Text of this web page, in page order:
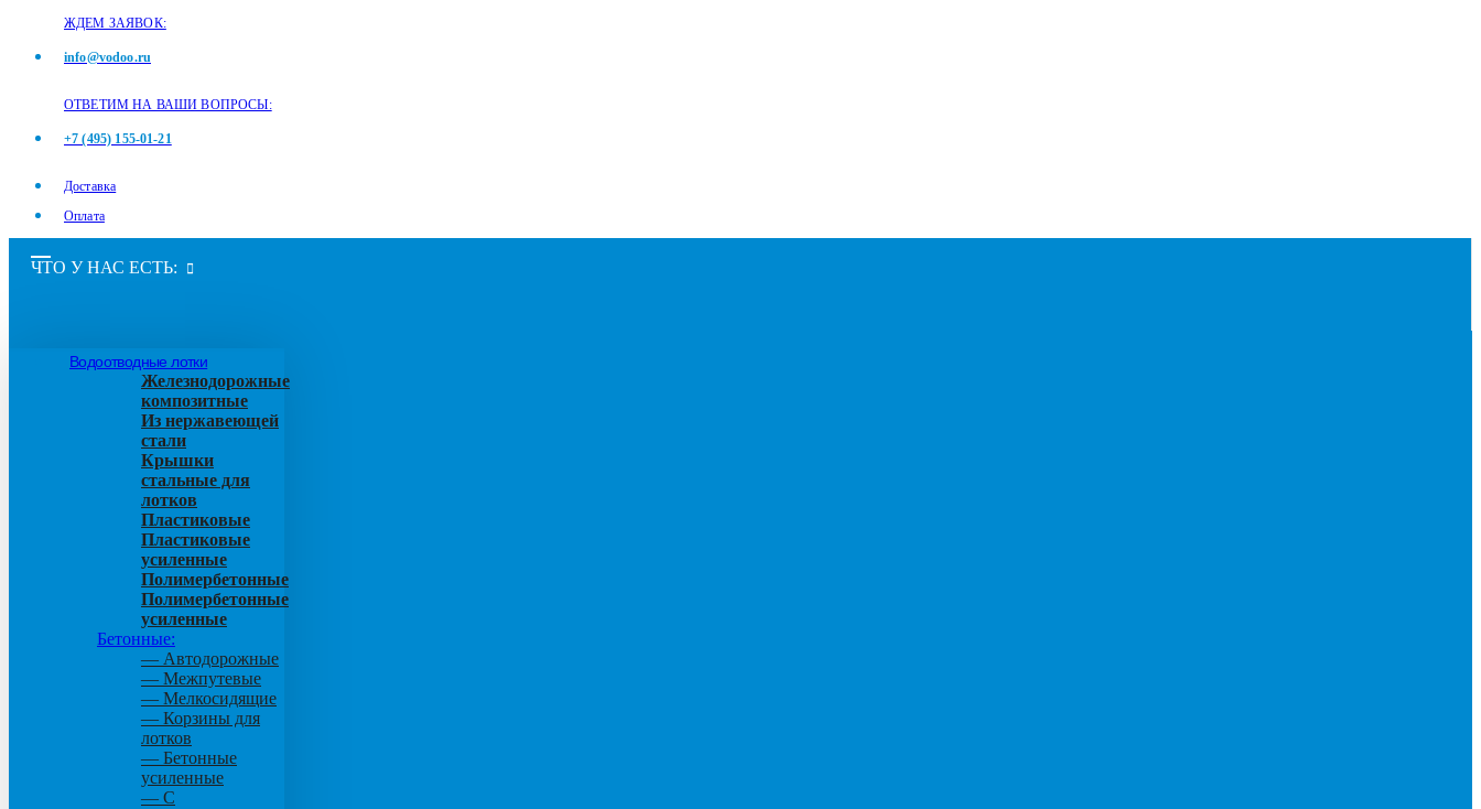
ЖДЕМ ЗАЯВОК:
info@vodoo.ru
ОТВЕТИМ НА ВАШИ ВОПРОСЫ:
+7 (495) 155-01-21
Доставка
Оплата
ЧТО У НАС ЕСТЬ:
Водоотводные лотки
Железнодорожные
композитные
Из нержавеющей
стали
Крышки
стальные для
лотков
Пластиковые
Пластиковые
усиленные
Полимербетонные
Полимербетонные
усиленные
Бетонные:
— Автодорожные
— Межпутевые
— Мелкосидящие
— Корзины для
лотков
— Бетонные
усиленные
— С